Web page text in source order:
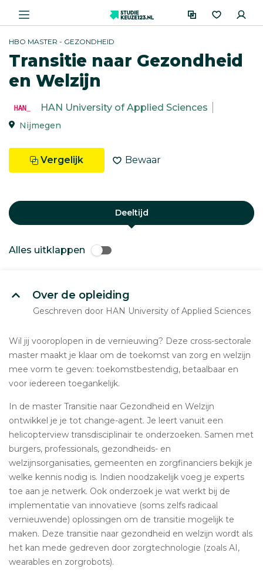
HBO MASTER - GEZONDHEID
Transitie naar Gezondheid
en Welzijn
HAN University of Applied Sciences
Nijmegen
Vergelijk Bewaar
Deeltijd
Alles uitklappen
Over de opleiding
Geschreven door HAN University of Applied Sciences
Wil jij vooroplopen in de vernieuwing? Deze cross-sectorale
master maakt je klaar om de toekomst van zorg en welzijn
mee vorm te geven: toekomstbestendig, betaalbaar en
voor iedereen toegankelijk.
In de master Transitie naar Gezondheid en Welzijn
ontwikkel je je tot change-agent. Je leert vanuit een
helicopterview transdisciplinair te onderzoeken. Samen met
burgers, professionals, gezondheids- en
welzijnsorganisaties, gemeenten en zorgfinanciers bekijk je
welke kennis nodig is. Indien noodzakelijk voeg je experts
toe aan je netwerk. Ook onderzoek je wat werkt bij de
implementatie van innovatieve (soms zelfs radicaal
vernieuwende) oplossingen om de transitie mogelijk te
maken. Deze transitie naar gezondheid en welzijn wordt als
het kan mede gedreven door zorgtechnologie (zoals AI,
wearables en zorgrobots).